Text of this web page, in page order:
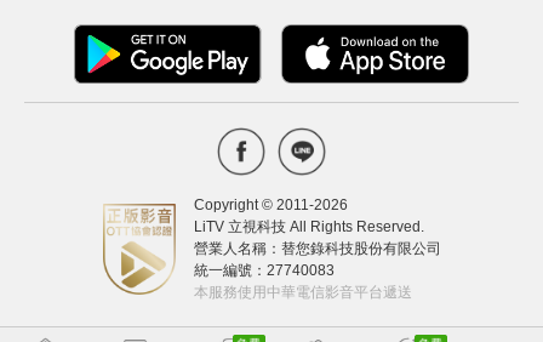
Copyright © 2011-2026
LiTV 立視科技 All Rights Reserved.
營業人名稱：替您錄科技股份有限公司
統一編號：27740083
本服務使用中華電信影音平台遞送